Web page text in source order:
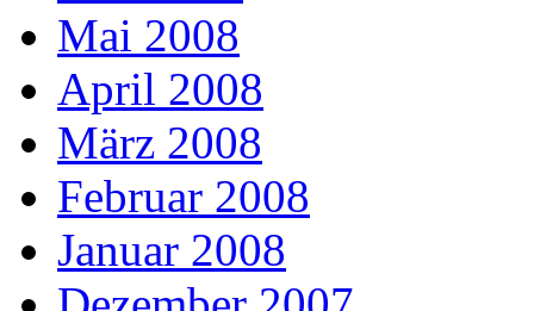
Mai 2008
April 2008
März 2008
Februar 2008
Januar 2008